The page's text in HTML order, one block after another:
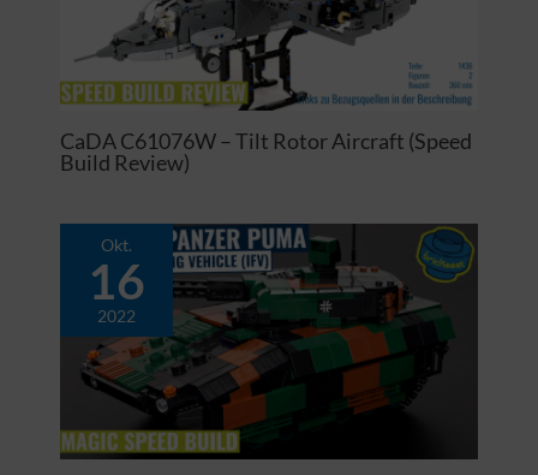
CaDA C61076W – Tilt Rotor Aircraft (Speed
Build Review)
Okt.
16
2022